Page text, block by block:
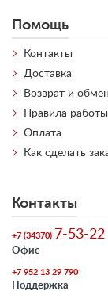
Помощь
Контакты
Доставка
Возврат и обмен
Правила работы
Оплата
Как сделать
Контакты
+7 (34370) 7-53-22
Офис
+7 952 13 29 790
Поддержка